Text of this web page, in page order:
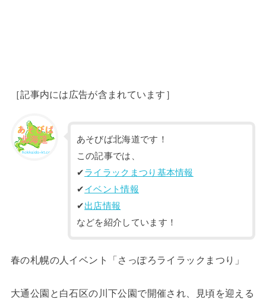
［記事内には広告が含まれています］
あそびば北海道です！
この記事では、
✔︎ライラックまつり基本情報
✔︎イベント情報
✔︎出店情報
などを紹介しています！
春の札幌の人イベント「さっぽろライラックまつり」
大通公園と白石区の川下公園で開催され、見頃を迎える